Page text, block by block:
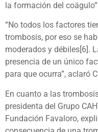
la formación del
“No todos los factores
trombosis, por eso se
moderados y débiles[6].
presencia de un único
para que ocurra”, aclaró
En cuanto a las
presidenta del Grupo
Fundación Favaloro,